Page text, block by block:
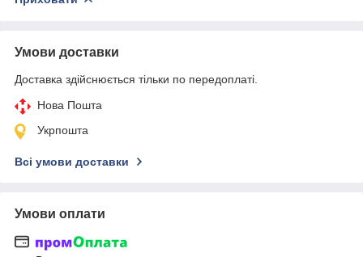
Умови доставки
Доставка здійснюється тільки по передоплаті.
Нова Пошта
Укрпошта
Всі умови доставки
Умови оплати